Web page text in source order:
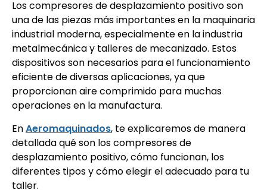
Los compresores de desplazamiento positivo son
una de las piezas más importantes en la maquinaria
industrial moderna, especialmente en la industria
metalmecánica y talleres de mecanizado. Estos
dispositivos son necesarios para el funcionamiento
eficiente de diversas aplicaciones, ya que
proporcionan aire comprimido para muchas
operaciones en la manufactura.
EnAeromaquinados, te explicaremos de manera
detallada qué son los compresores de
desplazamiento positivo, cómo funcionan, los
diferentes tipos y cómo elegir el adecuado para tu
taller.